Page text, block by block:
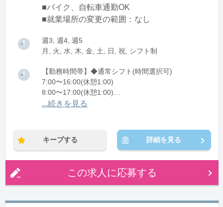
■バイク、自転車通勤OK
■就業場所の変更の範囲：なし
週3, 週4, 週5
月, 火, 水, 木, 金, 土, 日, 祝, シフト制
【勤務時間帯】◆通常シフト(時間選択可)
7:00〜16:00(休憩1:00)
8:00〜17:00(休憩1:00)
12:00〜21:00(休憩1:00)
...続きを見る
キープする 詳細を見る
この求人に応募する